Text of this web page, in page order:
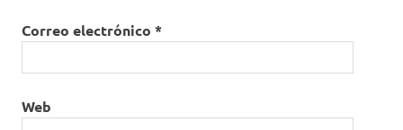
Correo electrónico *
Web